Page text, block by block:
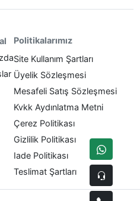
Politikalarımız
Site Kullanım Şartları
Üyelik Sözleşmesi
Mesafeli Satış Sözleşmesi
Kvkk Aydınlatma Metni
Çerez Politikası
Gizlilik Politikası
Iade Politikası
Teslimat Şartları